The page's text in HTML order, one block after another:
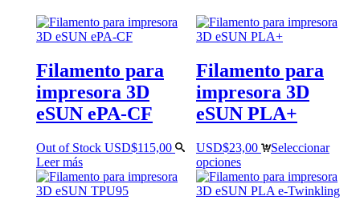
Filamento para
impresora 3D
eSUN ePA-CF
Out of Stock USD$115,00
Leer más
Filamento para
impresora 3D
eSUN PLA+
USD$23,00
Seleccionar
opciones